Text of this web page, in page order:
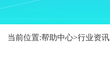
当前位置:帮助中心>行业资讯